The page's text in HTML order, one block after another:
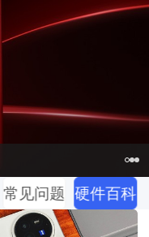
常见问题 硬件百科